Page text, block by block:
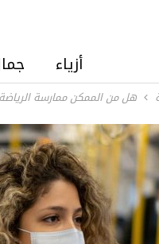
أزياء
هل من الممكن ممارسة الرياضة